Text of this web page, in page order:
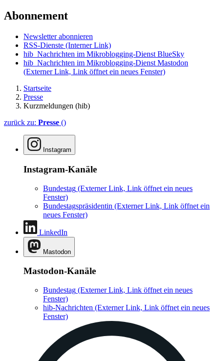
Abonnement
Newsletter abonnieren
RSS-Dienste (Interner Link)
hib_Nachrichten im Mikroblogging-Dienst BlueSky
hib_Nachrichten im Mikroblogging-Dienst Mastodon
(Externer Link, Link öffnet ein neues Fenster)
Startseite
Presse
Kurzmeldungen (hib)
zurück zu: Presse ()
Instagram
Instagram-Kanäle
Bundestag (Externer Link, Link öffnet ein neues
Fenster)
Bundestagspräsidentin (Externer Link, Link öffnet ein
neues Fenster)
LinkedIn
Mastodon
Mastodon-Kanäle
Bundestag (Externer Link, Link öffnet ein neues
Fenster)
hib-Nachrichten (Externer Link, Link öffnet ein neues
Fenster)